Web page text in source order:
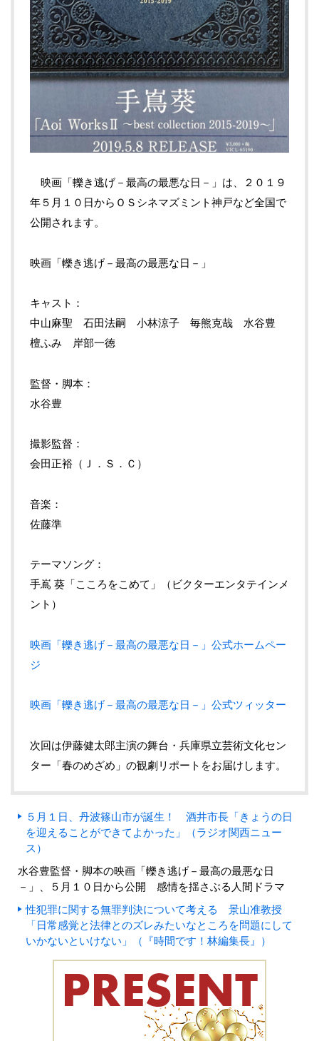
映画「轢き逃げ－最高の最悪な日－」は、２０１９
年５月１０日からＯＳシネマズミント神戸など全国で
公開されます。
映画「轢き逃げ－最高の最悪な日－」
キャスト：
中山麻聖 石田法嗣 小林涼子 毎熊克哉 水谷豊
檀ふみ 岸部一徳
監督・脚本：
水谷豊
撮影監督：
会田正裕（Ｊ．Ｓ．Ｃ）
音楽：
佐藤準
テーマソング：
手嶌 葵「こころをこめて」（ビクターエンタテインメ
ント）
映画「轢き逃げ－最高の最悪な日－」公式ホームペー
ジ
映画「轢き逃げ－最高の最悪な日－」公式ツィッター
次回は伊藤健太郎主演の舞台・兵庫県立芸術文化セン
ター「春のめざめ」の観劇リポートをお届けします。
５月１日、丹波篠山市が誕生！ 酒井市長「きょうの日
を迎えることができてよかった」（ラジオ関西ニュー
ス）
水谷豊監督・脚本の映画「轢き逃げ－最高の最悪な日
－」、５月１０日から公開 感情を揺さぶる人間ドラマ
性犯罪に関する無罪判決について考える 景山准教授
「日常感覚と法律とのズレみたいなところを問題にして
いかないといけない」（『時間です！林編集長』）